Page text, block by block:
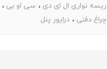
ریسه نواری ال ای دی سی او بی
چراغ دفنی درایور پنل